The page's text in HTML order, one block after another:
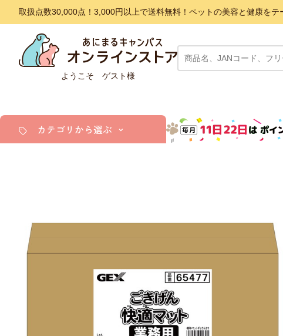
取扱点数30,000点！3,000円以上で送料無料！ペットの美容と健康を
ようこそ ゲスト様
カテゴリから選ぶ
ドッグフード